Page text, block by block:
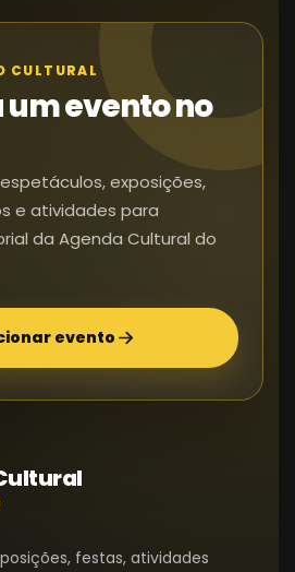
CULTURAL
evento no
exposições,
e atividades para
da Agenda Cultural do
evento
festas, atividades